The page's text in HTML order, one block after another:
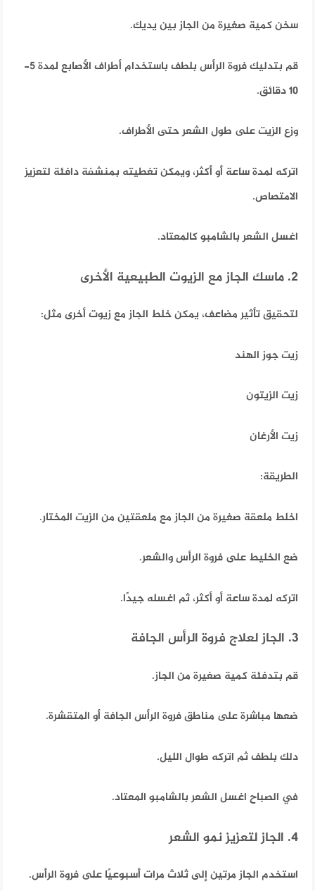
سخن كمية صغيرة من الجاز بين يديك.
قم بتدليك فروة الرأس بلطف باستخدام أطراف الأصابع لمدة 5-
10 دقائق.
وزع الزيت على طول الشعر حتى الأطراف.
اتركه لمدة ساعة أو أكثر، ويمكن تغطيته بمنشفة دافئة لتعزيز
الامتصاص.
اغسل الشعر بالشامبو كالمعتاد.
2. ماسك الجاز مع الزيوت الطبيعية الأخرى
لتحقيق تأثير مضاعف، يمكن خلط الجاز مع زيوت أخرى مثل:
زيت جوز الهند
زيت الزيتون
زيت الأرغان
الطريقة:
اخلط ملعقة صغيرة من الجاز مع ملعقتين من الزيت المختار.
ضع الخليط على فروة الرأس والشعر.
اتركه لمدة ساعة أو أكثر، ثم اغسله جيدًا.
3. الجاز لعلاج فروة الرأس الجافة
قم بتدفئة كمية صغيرة من الجاز.
ضعها مباشرة على مناطق فروة الرأس الجافة أو المتقشرة.
دلك بلطف ثم اتركه طوال الليل.
في الصباح اغسل الشعر بالشامبو المعتاد.
4. الجاز لتعزيز نمو الشعر
استخدم الجاز مرتين إلى ثلاث مرات أسبوعيًا على فروة الرأس.